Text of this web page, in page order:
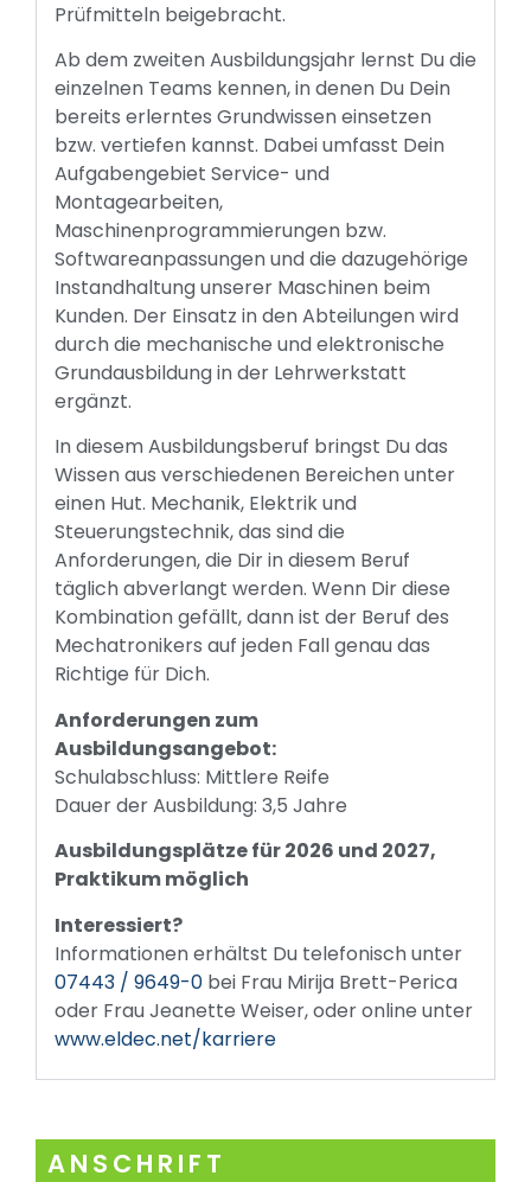
Prüfmitteln beigebracht.
Ab dem zweiten Ausbildungsjahr lernst Du die
einzelnen Teams kennen, in denen Du Dein
bereits erlerntes Grundwissen einsetzen
bzw. vertiefen kannst. Dabei umfasst Dein
Aufgabengebiet Service- und
Montagearbeiten,
Maschinenprogrammierungen bzw.
Softwareanpassungen und die dazugehörige
Instandhaltung unserer Maschinen beim
Kunden. Der Einsatz in den Abteilungen wird
durch die mechanische und elektronische
Grundausbildung in der Lehrwerkstatt
ergänzt.
In diesem Ausbildungsberuf bringst Du das
Wissen aus verschiedenen Bereichen unter
einen Hut. Mechanik, Elektrik und
Steuerungstechnik, das sind die
Anforderungen, die Dir in diesem Beruf
täglich abverlangt werden. Wenn Dir diese
Kombination gefällt, dann ist der Beruf des
Mechatronikers auf jeden Fall genau das
Richtige für Dich.
Anforderungen zum
Ausbildungsangebot:
Schulabschluss: Mittlere Reife
Dauer der Ausbildung: 3,5 Jahre
Ausbildungsplätze für 2026 und 2027,
Praktikum möglich
Interessiert?
Informationen erhältst Du telefonisch unter
07443 / 9649-0 bei Frau Mirija Brett-Perica
oder Frau Jeanette Weiser, oder online unter
www.eldec.net/karriere
ANSCHRIFT